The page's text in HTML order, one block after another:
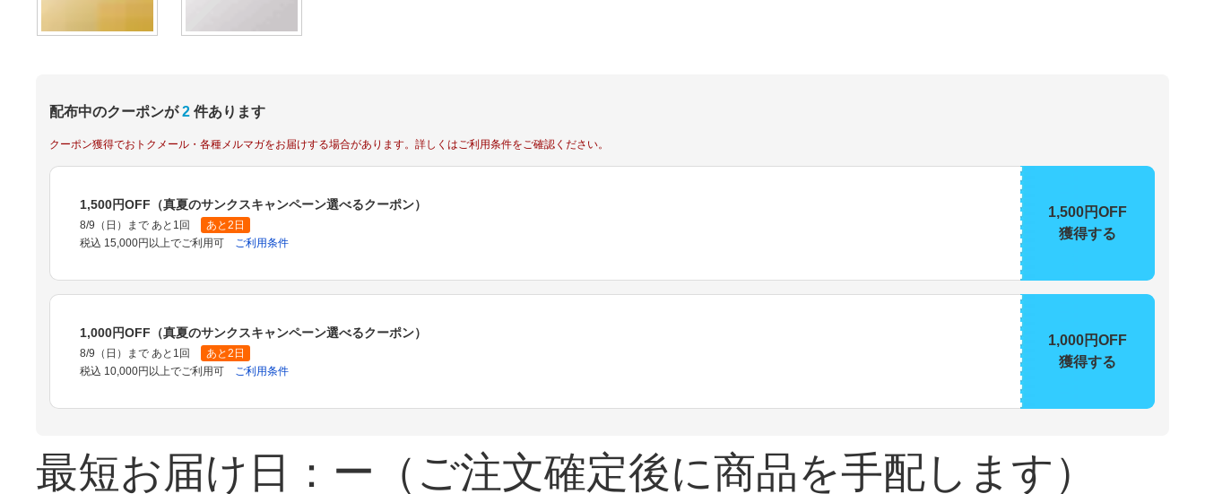
配布中のクーポンが 2 件あります
クーポン獲得でおトクメール・各種メルマガをお届けする場合があります。詳しくはご利用条件をご確認ください。
1,500円OFF（真夏のサンクスキャンペーン選べるクーポン）
8/9（日）まで あと1回
あと2日
税込 15,000円以上でご利用可
ご利用条件
1,500円OFF
獲得する
1,000円OFF（真夏のサンクスキャンペーン選べるクーポン）
8/9（日）まで あと1回
あと2日
税込 10,000円以上でご利用可
ご利用条件
1,000円OFF
獲得する
最短お届け日：ー （ご注文確定後に商品を手配します）